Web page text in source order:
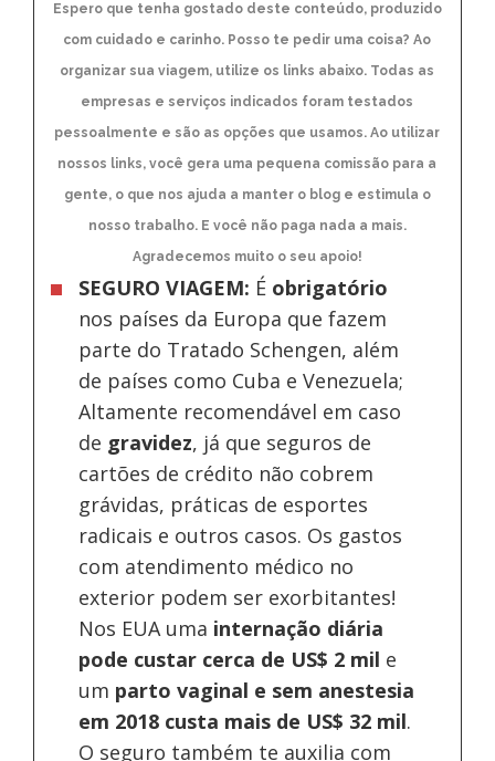
Espero que tenha gostado deste conteúdo, produzido
com cuidado e carinho. Posso te pedir uma coisa? Ao
organizar sua viagem, utilize os links abaixo. Todas as
empresas e serviços indicados foram testados
pessoalmente e são as opções que usamos. Ao utilizar
nossos links, você gera uma pequena comissão para a
gente, o que nos ajuda a manter o blog e estimula o
nosso trabalho. E você não paga nada a mais.
Agradecemos muito o seu apoio!
SEGURO VIAGEM: É obrigatório
nos países da Europa que fazem
parte do Tratado Schengen, além
de países como Cuba e Venezuela;
Altamente recomendável em caso
de gravidez, já que seguros de
cartões de crédito não cobrem
grávidas, práticas de esportes
radicais e outros casos. Os gastos
com atendimento médico no
exterior podem ser exorbitantes!
Nos EUA uma internação diária
pode custar cerca de US$ 2 mil e
um parto vaginal e sem anestesia
em 2018 custa mais de US$ 32 mil.
O seguro também te auxilia com